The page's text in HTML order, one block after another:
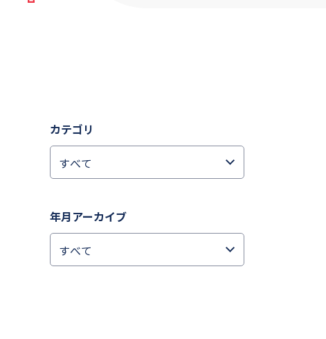
カテゴリ
年月アーカイブ